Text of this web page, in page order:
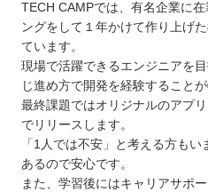
TECH CAMPでは、有名企業に
ングをして１年かけて作り上げ
ています。
現場で活躍できるエンジニアを
じ進め方で開発を経験することが
最終課題ではオリジナルのアプ
でリリースします。
「1人では不安」と考える方も
あるので安心です。
また、学習後にはキャリアサポ